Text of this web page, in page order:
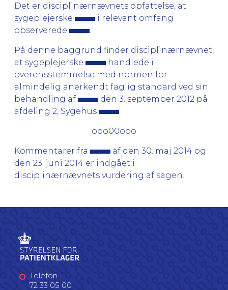
Det er disciplinærnævnets opfattelse, at
sygeplejerske
i relevant omfang
observerede
På denne baggrund finder disciplinærnævnet,
at sygeplejerske
handlede i
overensstemmelse med normen for
almindelig anerkendt faglig standard ved sin
behandling af
den 3. september 2012 på
afdeling 2, Sygehus
ooo00ooo
Kommentarer fra
af den 30. maj 2014 og
den 23. juni 2014 er indgået i
disciplinærnævnets vurdering af sagen.
Telefon
72 33 05 00